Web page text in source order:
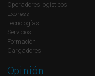
Operadores logísticos
Express
Tecnologías
Servicios
Formación
Cargadores
Opinión